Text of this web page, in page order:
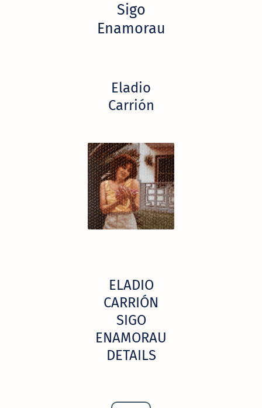
Sigo
Enamorau
Eladio
Carrión
ELADIO
CARRIÓN
SIGO
ENAMORAU
DETAILS